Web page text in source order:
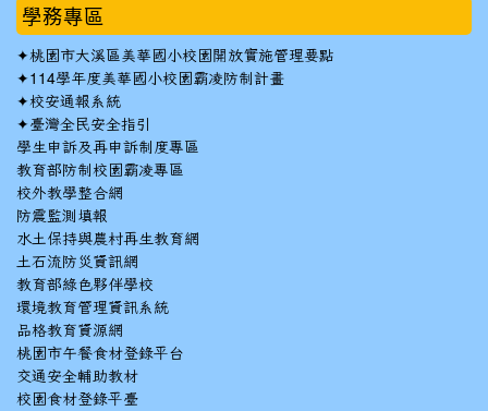
學務專區
✦桃園市大溪區美華國小校園開放實施管理要點
✦114學年度美華國小校園霸凌防制計畫
✦校安通報系統
✦臺灣全民安全指引
學生申訴及再申訴制度專區
教育部防制校園霸凌專區
校外教學整合網
防震監測填報
水土保持與農村再生教育網
土石流防災資訊網
教育部綠色夥伴學校
環境教育管理資訊系統
品格教育資源網
桃園市午餐食材登錄平台
交通安全輔助教材
校園食材登錄平臺